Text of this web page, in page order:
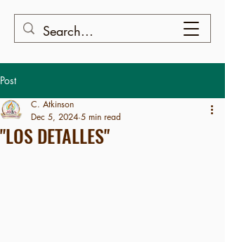
Post
"LOS DETALLES"
C. Atkinson
Dec 5, 2024 5 min read